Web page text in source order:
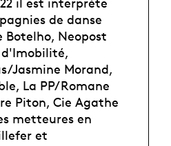
il est interprète
de danse
Neopost
Jasmine Morand,
La PP/Romane
Piton, Cie Agathe
metteures en
et